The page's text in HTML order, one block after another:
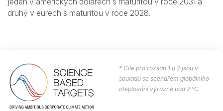
jeden v amerických dolarech s maturitou v roce 2031 a
druhý v eurech s maturitou v roce 2028.
* Cíle pro rozsah 1 a 2 jsou v
souladu se scénářem globálního
oteplování výrazně pod 2 °C